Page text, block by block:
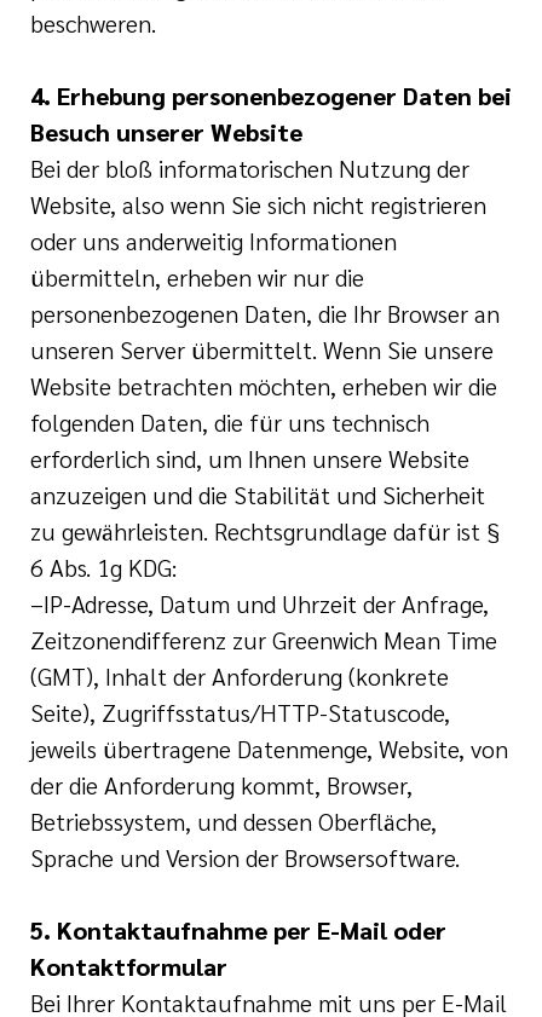
beschweren.
4. Erhebung personenbezogener Daten bei
Besuch unserer Website
Bei der bloß informatorischen Nutzung der
Website, also wenn Sie sich nicht registrieren
oder uns anderweitig Informationen
übermitteln, erheben wir nur die
personenbezogenen Daten, die Ihr Browser an
unseren Server übermittelt. Wenn Sie unsere
Website betrachten möchten, erheben wir die
folgenden Daten, die für uns technisch
erforderlich sind, um Ihnen unsere Website
anzuzeigen und die Stabilität und Sicherheit
zu gewährleisten. Rechtsgrundlage dafür ist §
6 Abs. 1g KDG:
–IP-Adresse, Datum und Uhrzeit der Anfrage,
Zeitzonendifferenz zur Greenwich Mean Time
(GMT), Inhalt der Anforderung (konkrete
Seite), Zugriffsstatus/HTTP-Statuscode,
jeweils übertragene Datenmenge, Website, von
der die Anforderung kommt, Browser,
Betriebssystem, und dessen Oberfläche,
Sprache und Version der Browsersoftware.
5. Kontaktaufnahme per E-Mail oder
Kontaktformular
Bei Ihrer Kontaktaufnahme mit uns per E-Mail